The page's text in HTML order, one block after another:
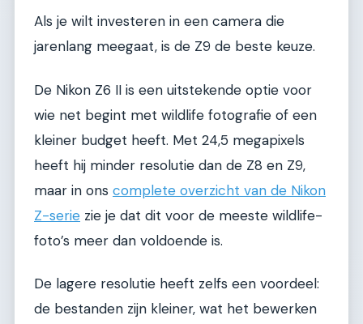
Als je wilt investeren in een camera die
jarenlang meegaat, is de Z9 de beste keuze.
De Nikon Z6 II is een uitstekende optie voor
wie net begint met wildlife fotografie of een
kleiner budget heeft. Met 24,5 megapixels
heeft hij minder resolutie dan de Z8 en Z9,
maar in ons complete overzicht van de Nikon
Z-serie zie je dat dit voor de meeste wildlife-
foto’s meer dan voldoende is.
De lagere resolutie heeft zelfs een voordeel:
de bestanden zijn kleiner, wat het bewerken